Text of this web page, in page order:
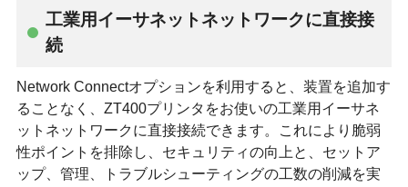
工業用イーサネットネットワークに直接接
続
Network Connectオプションを利用すると、装置を追加す
ることなく、ZT400プリンタをお使いの工業用イーサネ
ットネットワークに直接接続できます。これにより脆弱
性ポイントを排除し、セキュリティの向上と、セットア
ップ、管理、トラブルシューティングの工数の削減を実